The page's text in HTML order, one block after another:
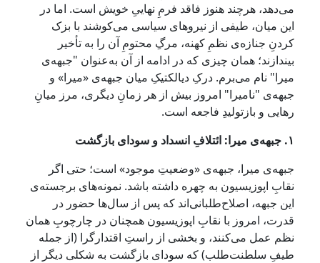
می‌دهد، هرچند هنوز فاقد فرمِ نهاییِ خویش است. اما در
این میان، طیفی از نیروهای سیاسی می‌کوشند با بزک
کردنِ جنازه‌ی نظمِ کهنه، مرگِ محتومِ آن را به تأخیر
بیندازند؛ همان چیزی که در ادامه از آن به‌عنوان "جبهه‌ی
میرا" نام می‌برم. درکِ دیالکتیکِ میان جبهه‌ی «میرا» و
جبهه‌ی "نامیرا" امروز بیش از هر زمانِ دیگری، مرز میانِ
رهایی و بازتولیدِ فاجعه است.
جبهه‌ی میرا، جبهه‌ی «وضعیتِ موجود» است؛ حتی اگر
نقابِ اپوزیسیون به چهره داشته باشد. نمونه‌های برجسته‌ی
این جبهه، اصلاح‌طلبانی‌اند که پس از سال‌ها حضور در
قدرت، امروز با نقابِ اپوزیسیون همچنان در چارچوبِ همان
نظم عمل می‌کنند، و بخشی از راستِ اقتدارگرا (از جمله
طیفِ سلطنت‌طلب) که سودای بازگشت به شکلی دیگر از